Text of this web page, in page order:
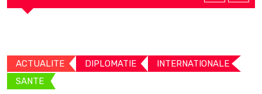
ACTUALITE DIPLOMATIE
INTERNATIONALE
SANTE